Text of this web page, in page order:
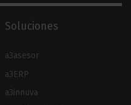
Soluciones
a3asesor
a3ERP
a3innuva